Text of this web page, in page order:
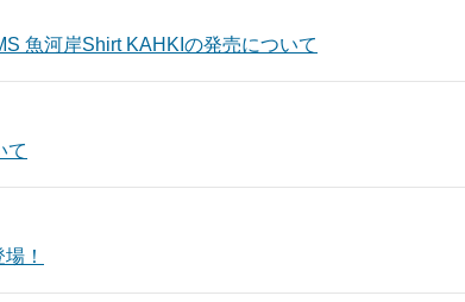
魚河岸Shirt KAHKIの発売について
て
！